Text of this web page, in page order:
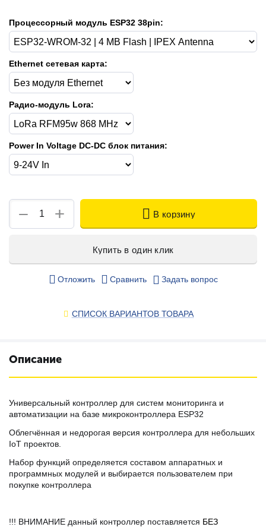
Процессорный модуль ESP32 38pin:
Ethernet сетевая карта:
Радио-модуль Lora:
Power In Voltage DC-DC блок питания:
+
− В корзину
Купить в один клик
Отложить Сравнить Задать вопрос
СПИСОК ВАРИАНТОВ ТОВАРА
Описание
Универсальный контроллер для систем мониторинга и
автоматизации на базе микроконтроллера ESP32
Облегчённая и недорогая версия контроллера для небольших
IoT проектов.
Набор функций определяется составом аппаратных и
программных модулей и выбирается пользователем при
покупке контроллера
!!! ВНИМАНИЕ данный контроллер поставляется БЕЗ